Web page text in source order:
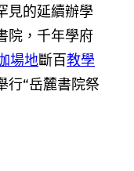
見的延續辦學
院，千年學府
場地斷百教學
行“岳麓書院祭